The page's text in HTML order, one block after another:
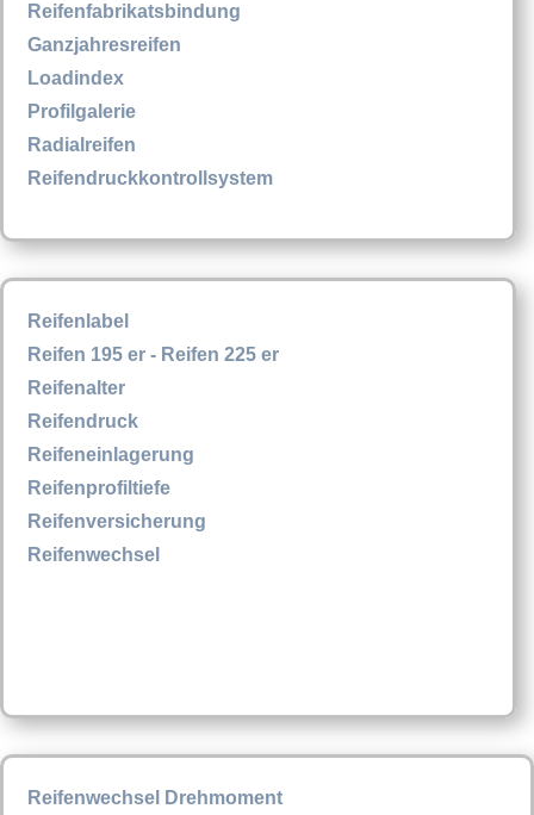
Reifenfabrikatsbindung
Ganzjahresreifen
Loadindex
Profilgalerie
Radialreifen
Reifendruckkontrollsystem
Reifenlabel
Reifen 195 er - Reifen 225 er
Reifenalter
Reifendruck
Reifeneinlagerung
Reifenprofiltiefe
Reifenversicherung
Reifenwechsel
Reifenwechsel Drehmoment